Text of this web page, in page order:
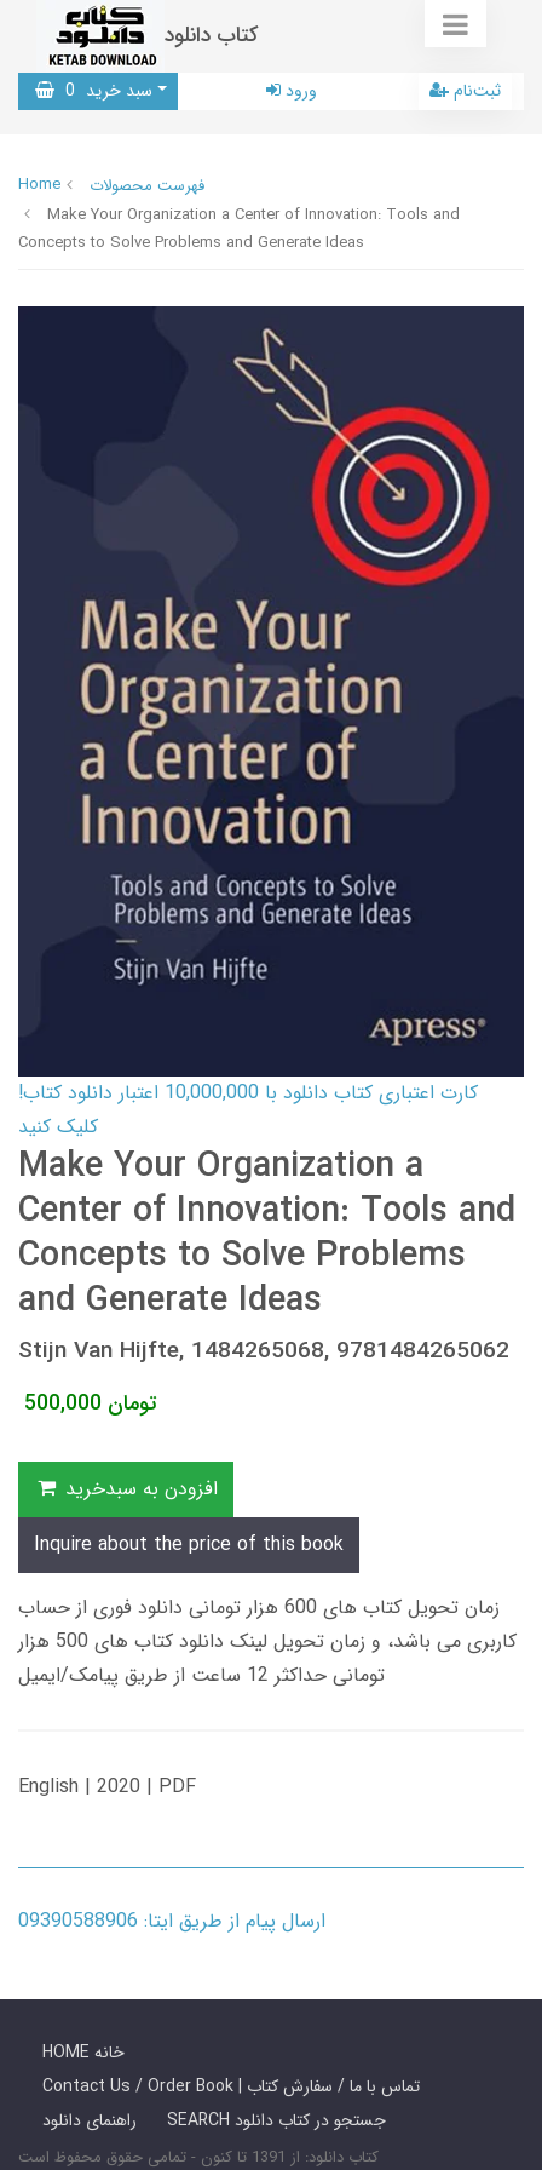
کتاب دانلود
سبد خرید 0 ورود ثبت‌نام
Home
فهرست محصولات
Make Your Organization a Center of Innovation: Tools and
Concepts to Solve Problems and Generate Ideas
کارت اعتباری کتاب دانلود با 10,000,000 اعتبار دانلود کتاب!
کلیک کنید
Make Your Organization a
Center of Innovation: Tools and
Concepts to Solve Problems
and Generate Ideas
Stijn Van Hijfte, 1484265068, 9781484265062
500,000 تومان
افزودن به سبدخرید
Inquire about the price of this book
زمان تحویل کتاب های 600 هزار تومانی دانلود فوری از حساب
کاربری می باشد، و زمان تحویل لینک دانلود کتاب های 500 هزار
تومانی حداکثر 12 ساعت از طریق پیامک/ایمیل
English | 2020 | PDF
ارسال پیام از طریق ایتا: 09390588906
HOME خانه
Contact Us / Order Book | تماس با ما / سفارش کتاب
راهنمای دانلود
SEARCH جستجو در کتاب دانلود
کتاب دانلود: از 1391 تا کنون - تمامی حقوق محفوظ است